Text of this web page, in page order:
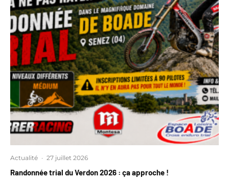
Actualité · 27 juillet 2026
Randonnée trial du Verdon 2026 : ça approche !